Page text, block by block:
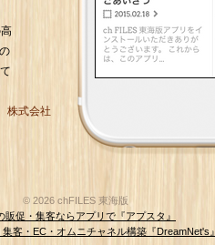
株式会社
© 2026 chFILES 東海版
販促・集客ならアプリで『アプスタ』
客・EC・オムニチャネル構築『DreamNet's』